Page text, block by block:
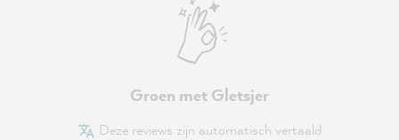
Groen met Gletsjer
Deze reviews zijn automatisch vertaald